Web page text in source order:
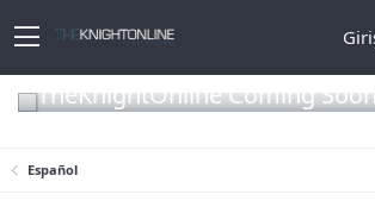
TheKnightOnline Coming
Español